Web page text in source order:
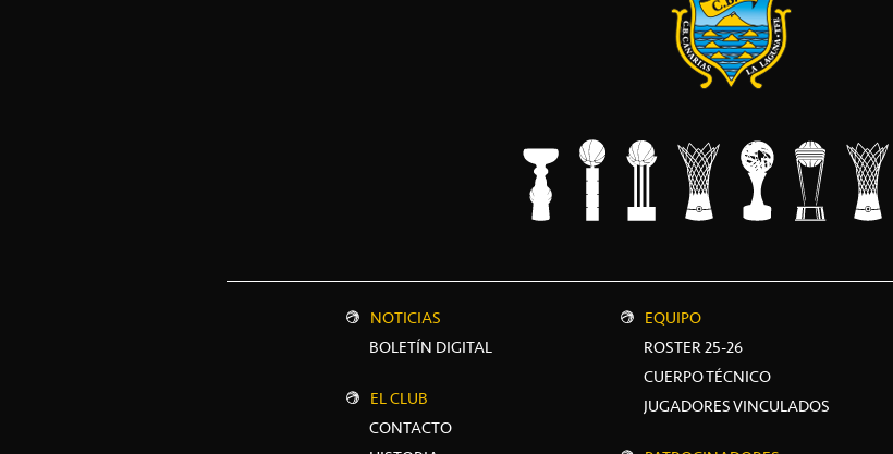
NOTICIAS
BOLETÍN DIGITAL
EL CLUB
CONTACTO
EQUIPO
ROSTER 25-26
CUERPO TÉCNICO
JUGADORES VINCULADOS